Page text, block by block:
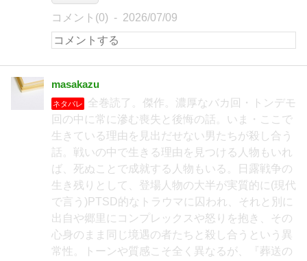
コメント(0) 2026/07/09
masakazu
ネタバレ
全巻読了。傑作。濃厚なバカ回・トンデモ
回の中に常に滲む喪失と後悔の話。いま・ここで
生きている理由を見出だせない男たちが殺し合う
話。戦いの中で生きる理由を見つける人物もいれ
ば、死ぬことで成就する人物もいる。日露戦争の
生き残りとして、登場人物の大半が実質的に(現代
で言う)PTSD的なトラウマに囚われ、それと別に
出自や郷里にコンプレックスや怒りを抱き、その
心身のまま同じ境遇の者たちと殺し合うという異
常性。トーンや質感こそ全く異なるが、『葬送の